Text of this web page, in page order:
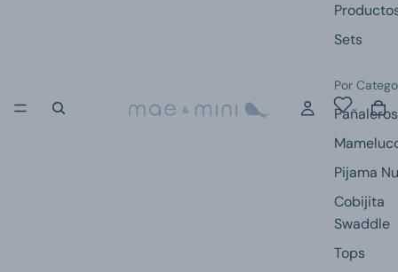
Sets
Por
Pañaleros
Pijama
Cobijita
Swaddle
Tops